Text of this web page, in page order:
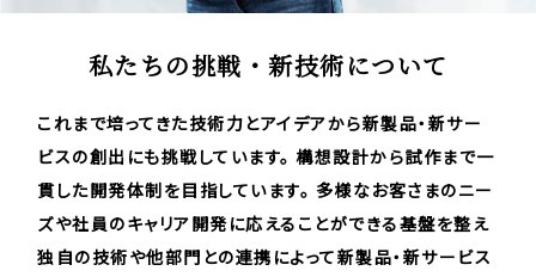
私たちの挑戦・新技術について
これまで培ってきた技術力とアイデアから新製品・新サー
ビスの創出にも挑戦しています。 構想設計から試作まで一
貫した開発体制を目指しています。 多様なお客さまのニー
ズや社員のキャリア開発に応えることができる基盤を整え
独自の技術や他部門との連携によって新製品・新サービス